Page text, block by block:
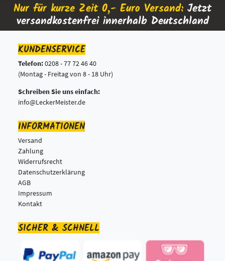
Nur für kurze Zeit 0,- Euro Versand: Jetzt
versandkostenfrei innerhalb Deutschland
KUNDENSERVICE
Telefon:0208 - 77 72 46 40
(Montag - Freitag von 8 - 18 Uhr)
Schreiben Sie uns einfach:
info@LeckerMeister.de
INFORMATIONEN
Versand
Zahlung
Widerrufsrecht
Datenschutzerklärung
AGB
Impressum
Kontakt
SICHER & SCHNELL